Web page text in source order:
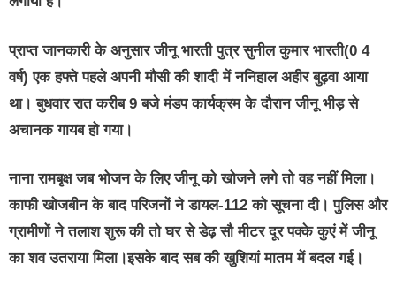
प्राप्त जानकारी के अनुसार जीनू भारती पुत्र सुनील कुमार भारती(0 4
वर्ष) एक हफ्ते पहले अपनी मौसी की शादी में ननिहाल अहीर बुढ़वा आया
था। बुधवार रात करीब 9 बजे मंडप कार्यक्रम के दौरान जीनू भीड़ से
अचानक गायब हो गया।
नाना रामबृक्ष जब भोजन के लिए जीनू को खोजने लगे तो वह नहीं मिला।
काफी खोजबीन के बाद परिजनों ने डायल-112 को सूचना दी। पुलिस और
ग्रामीणों ने तलाश शुरू की तो घर से डेढ़ सौ मीटर दूर पक्के कुएं में जीनू
का शव उतराया मिला।इसके बाद सब की खुशियां मातम में बदल गई।